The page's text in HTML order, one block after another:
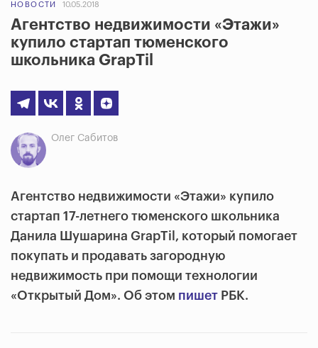
НОВОСТИ 10.05.2018
Агентство недвижимости «Этажи»
купило стартап тюменского
школьника GrapTil
Олег Сабитов
Агентство недвижимости «Этажи» купило
стартап 17-летнего тюменского школьника
Данила Шушарина GrapTil, который помогает
покупать и продавать загородную
недвижимость при помощи технологии
«Открытый Дом». Об этом пишет РБК.